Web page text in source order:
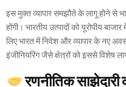
इस मुक्त व्यापार समझौते के लागू होने से
होंगी। भारतीय उत्पादों को यूरोपीय
लिए भारत में निवेश और व्यापार के नए
इंजीनियरिंग जैसे क्षेत्रों को इससे विशेष
रणनीतिक